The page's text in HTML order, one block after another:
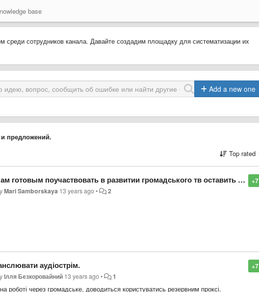
base
среди сотрудников канала. Давайте создадим площадку для систематизации их
Add a new one
предложений.
Top rated
+7
в развитии громадського тв оставить в этой теме свой ник/название профессии
Mari Samborskaya 13 years ago• 2
и в какоке время и дни недели -
+7
аудіострім.
Ілля Безкоровайний 13 years ago• 1
роботі через громадське, доводиться користуватись резервним проксі.